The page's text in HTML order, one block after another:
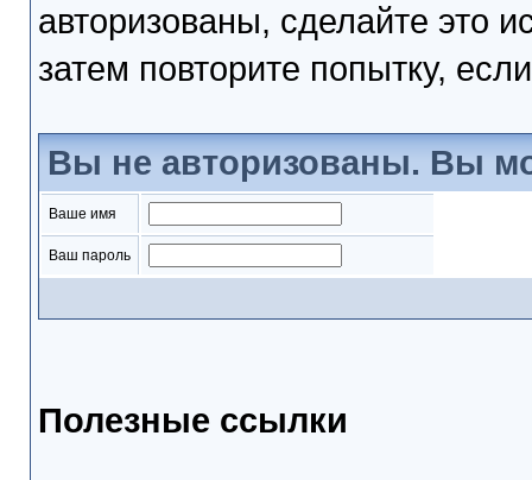
авторизованы, сделайте это
затем повторите попытку,
Вы не авторизованы. Вы
Ваше имя
Ваш пароль
Полезные ссылки